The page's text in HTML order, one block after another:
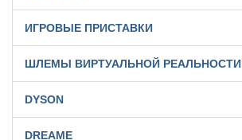
ИГРОВЫЕ ПРИСТАВКИ
ШЛЕМЫ ВИРТУАЛЬНОЙ РЕАЛЬНОСТИ
DYSON
DREAME